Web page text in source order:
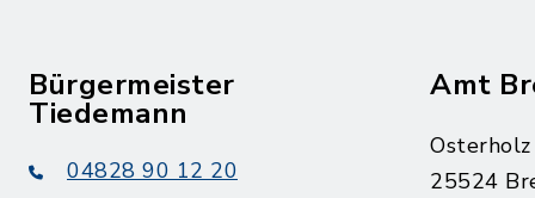
Bürgermeister
Tiedemann
04828 90 12 20
Amt
25524